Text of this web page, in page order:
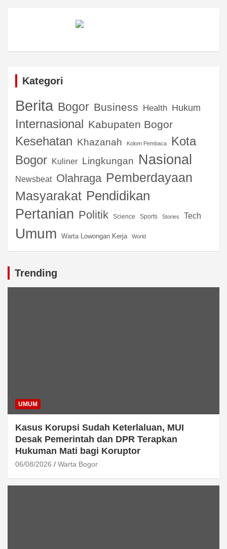
Kategori
Berita Bogor Business Health Hukum
Internasional Kabupaten Bogor
Kesehatan Khazanah Kolom Pembaca
Kota
Bogor
Kuliner Lingkungan Nasional
Newsbeat Olahraga Pemberdayaan
Masyarakat Pendidikan
Pertanian Politik Science Sports Stories Tech
Umum Warta Lowongan Kerja World
Trending
UMUM
Kasus Korupsi Sudah Keterlaluan, MUI
Desak Pemerintah dan DPR Terapkan
Hukuman Mati bagi Koruptor
06/08/2026 Warta Bogor